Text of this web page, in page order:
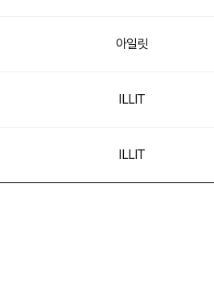
아일릿
ILLIT
ILLIT